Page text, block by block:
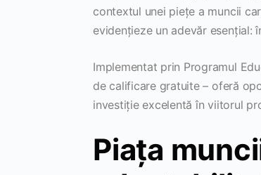
contextul unei piețe a muncii
evidențieze un adevăr esențial:
Implementat prin Programul
de calificare gratuite – oferă
investiție excelentă în viitorul
Piața